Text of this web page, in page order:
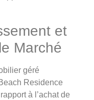
et
Marché
géré
Residence
à l’achat de